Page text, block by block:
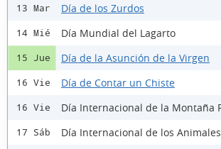
13 Mar Día de los Zurdos
14 Mié Día Mundial del Lagarto
15 Jue Día de la Asunción de la Virgen
16 Vie Día de Contar un Chiste
16 Vie Día Internacional de la Montaña
17 Sáb Día Internacional de los